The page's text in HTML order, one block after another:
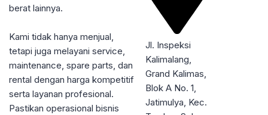
berat lainnya.
Kami tidak hanya menjual,
tetapi juga melayani service,
maintenance, spare parts, dan
rental dengan harga kompetitif
serta layanan profesional.
Pastikan operasional bisnis
Jl. Inspeksi
Kalimalang,
Grand Kalimas,
Blok A No. 1,
Jatimulya, Kec.